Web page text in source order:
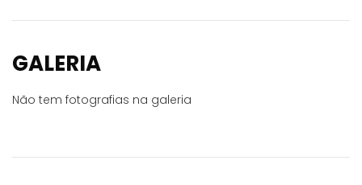
GALERIA
Não tem fotografias na galeria